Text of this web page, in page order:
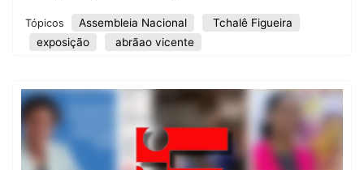
Tópicos Assembleia Nacional
Tchalê Figueira
exposição
abrãao vicente